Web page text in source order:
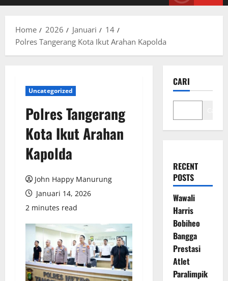
Home 2026 Januari
14
Polres Tangerang Kota Ikut Arahan Kapolda
Uncategorized
Polres Tangerang
Kota Ikut Arahan
Kapolda
John Happy Manurung
Januari 14, 2026
2 minutes read
CARI
RECENT
POSTS
Wawali
Harris
Bobiheo
Bangga
Prestasi
Atlet
Paralimpik